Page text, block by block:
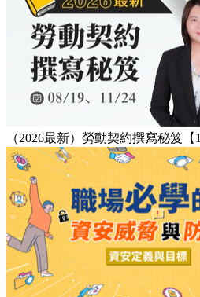
（2026最新）勞動契約撰寫秘笈【